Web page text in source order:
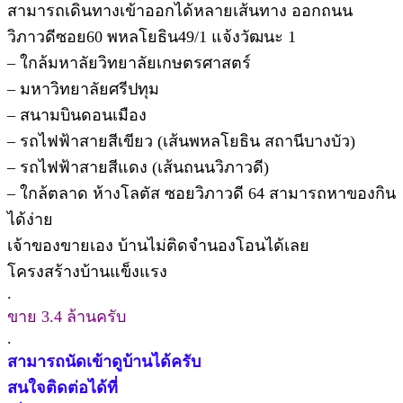
สามารถเดินทางเข้าออกได้หลายเส้นทาง ออกถนน
วิภาวดีซอย60 พหลโยธิน49/1 แจ้งวัฒนะ 1
– ใกล้มหาลัยวิทยาลัยเกษตรศาสตร์
– มหาวิทยาลัยศรีปทุม
– สนามบินดอนเมือง
– รถไฟฟ้าสายสีเขียว (เส้นพหลโยธิน สถานีบางบัว)
– รถไฟฟ้าสายสีแดง (เส้นถนนวิภาวดี)
– ใกล้ตลาด ห้างโลตัส ซอยวิภาวดี 64 สามารถหาของกิน
ได้ง่าย
เจ้าของขายเอง บ้านไม่ติดจำนองโอนได้เลย
โครงสร้างบ้านแข็งแรง
.
ขาย 3.4 ล้านครับ
.
สามารถนัดเข้าดูบ้านได้ครับ
สนใจติดต่อได้ที่